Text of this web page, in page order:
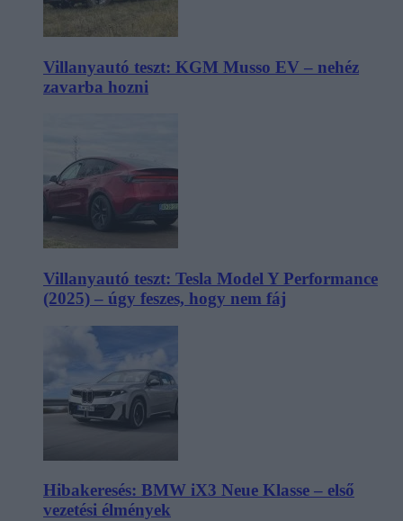
Villanyautó teszt: KGM Musso EV – nehéz
zavarba hozni
Villanyautó teszt: Tesla Model Y Performance
(2025) – úgy feszes, hogy nem fáj
Hibakeresés: BMW iX3 Neue Klasse – első
vezetési élmények